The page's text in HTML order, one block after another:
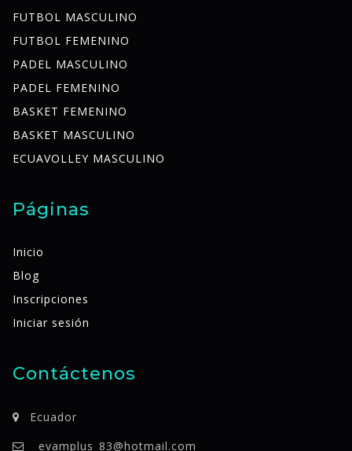
FUTBOL MASCULINO
FUTBOL FEMENINO
PADEL MASCULINO
PADEL FEMENINO
BASKET FEMENINO
BASKET MASCULINO
ECUAVOLLEY MASCULINO
Páginas
Inicio
Blog
Inscripciones
Iniciar sesión
Contáctenos
Ecuador
evamplus_83@hotmail.com